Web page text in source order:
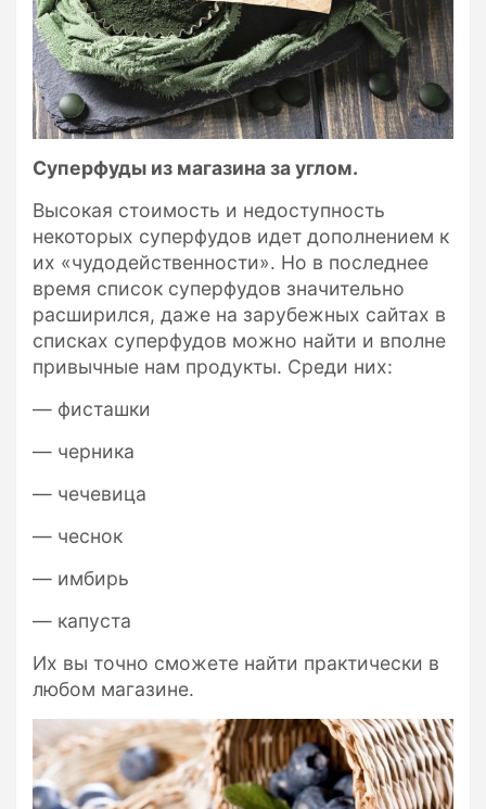
Суперфуды из магазина за углом.
Высокая стоимость и недоступность
некоторых суперфудов идет дополнением к
их «чудодейственности». Но в последнее
время список суперфудов значительно
расширился, даже на зарубежных сайтах в
списках суперфудов можно найти и вполне
привычные нам продукты. Среди них:
— фисташки
— черника
— чечевица
— чеснок
— имбирь
— капуста
Их вы точно сможете найти практически в
любом магазине.